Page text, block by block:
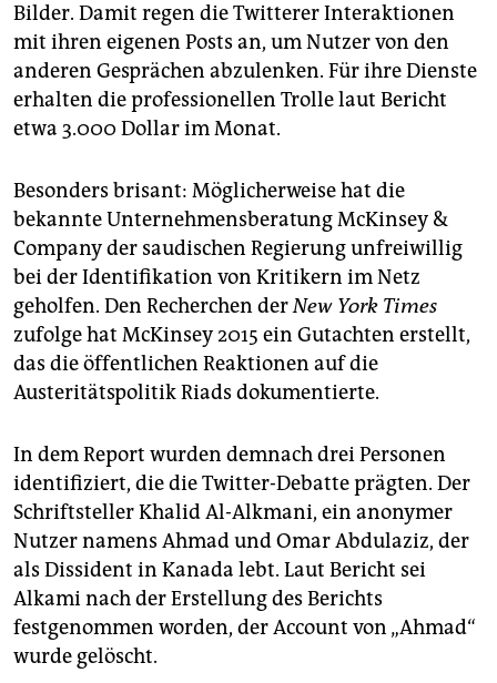
Bilder. Damit regen die Twitterer Interaktionen
mit ihren eigenen Posts an, um Nutzer von den
anderen Gesprächen abzulenken. Für ihre Dienste
erhalten die professionellen Trolle laut Bericht
etwa 3.000 Dollar im Monat.
Besonders brisant: Möglicherweise hat die
bekannte Unternehmensberatung McKinsey &
Company der saudischen Regierung unfreiwillig
bei der Identifikation von Kritikern im Netz
geholfen. Den Recherchen derNew York Times
zufolge hat McKinsey 2015 ein Gutachten erstellt,
das die öffentlichen Reaktionen auf die
Austeritätspolitik Riads dokumentierte.
In dem Report wurden demnach drei Personen
identifiziert, die die Twitter-Debatte prägten. Der
Schriftsteller Khalid Al-Alkmani, ein anonymer
Nutzer namens Ahmad und Omar Abdulaziz, der
als Dissident in Kanada lebt. Laut Bericht sei
Alkami nach der Erstellung des Berichts
festgenommen worden, der Account von „Ahmad“
wurde gelöscht.